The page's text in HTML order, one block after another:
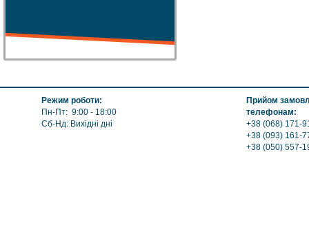
Режим роботи:
Пн-Пт: 9:00 - 18:00
Сб-Нд: Вихідні дні
Прийом
телефонам:
+38 (068) 171-
+38 (093) 161-
+38 (050) 557-